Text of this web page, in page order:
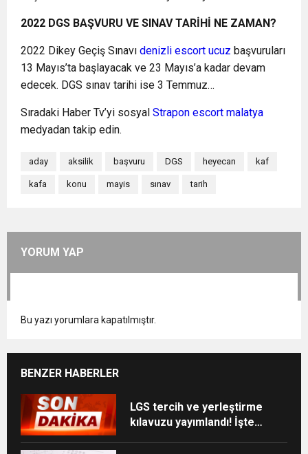
2022 DGS BAŞVURU VE SINAV TARİHİ NE ZAMAN?
2022 Dikey Geçiş Sınavı denizli escort ucuz başvuruları
13 Mayıs’ta başlayacak ve 23 Mayıs’a kadar devam
edecek. DGS sınav tarihi ise 3 Temmuz…
Sıradaki Haber Tv’yi sosyal Strapon escort malatya
medyadan takip edin.
aday aksilik başvuru DGS heyecan kaf
kafa konu mayis sınav tarih
YORUM YAP
Bu yazı yorumlara kapatılmıştır.
BENZER HABERLER
LGS tercih ve yerleştirme
kılavuzu yayımlandı! İşte